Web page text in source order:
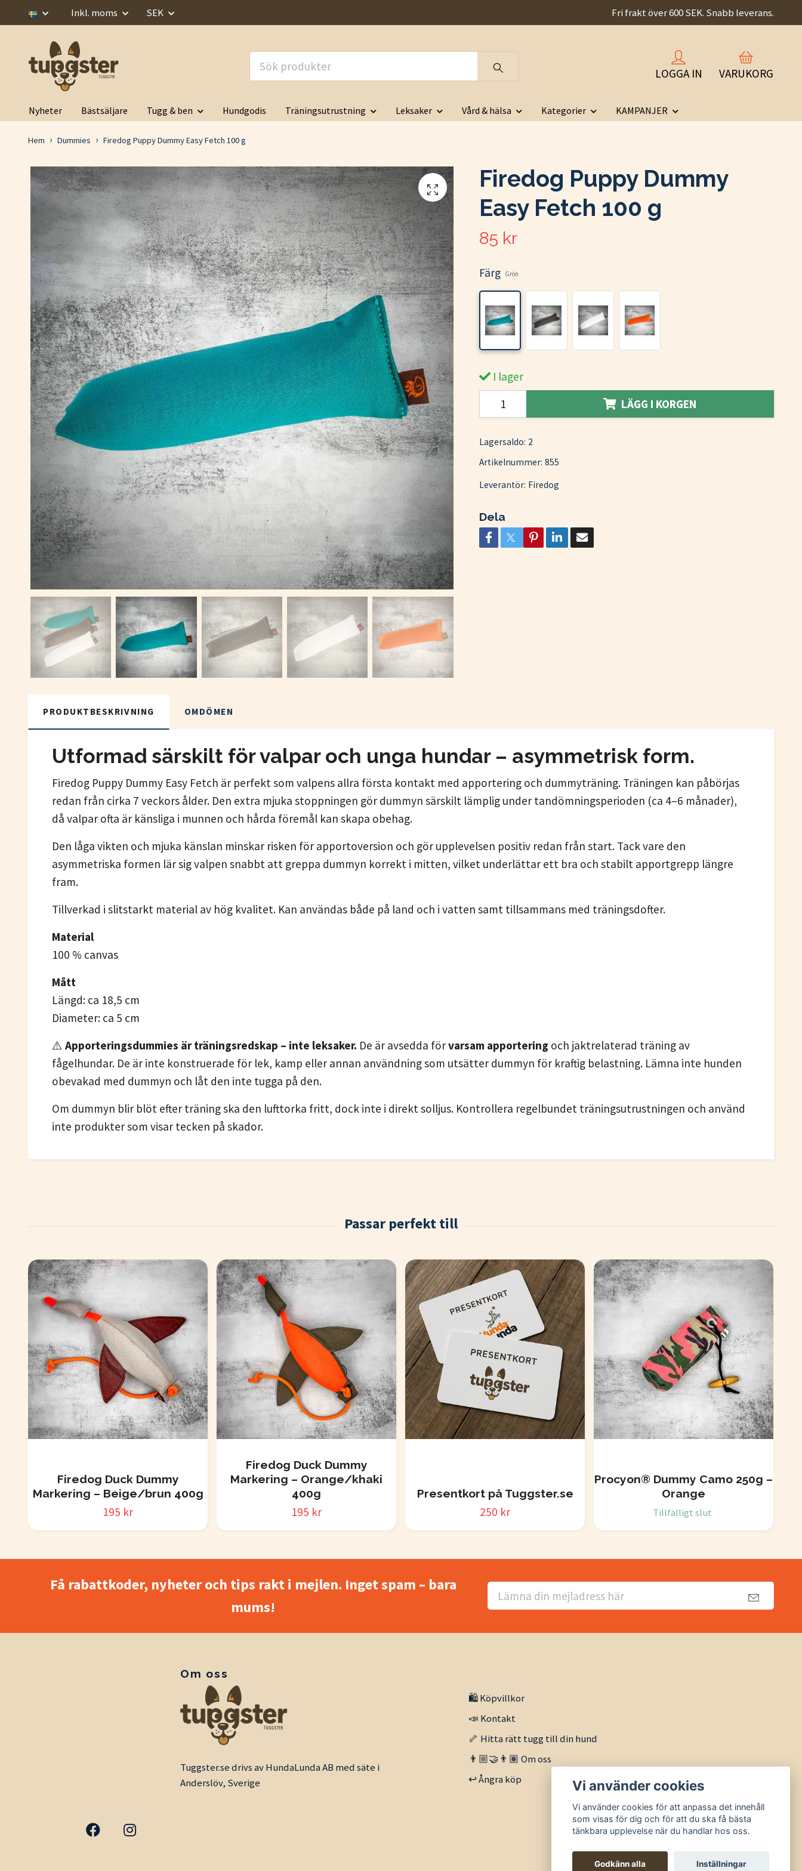
Inkl. moms SEK Fri frakt över 600 SEK. Snabb leverans.
LOGGA IN VARUKORG
Nyheter Bästsäljare Tugg & ben Hundgodis Träningsutrustning Leksaker Vård & hälsa Kategorier KAMPANJER
Hem Dummies Firedog Puppy Dummy Easy Fetch 100 g
Firedog Puppy Dummy
Easy Fetch 100 g
85 kr
Färg Grön
I lager
LÄGG I KORGEN
Lagersaldo: 2
Artikelnummer: 855
Leverantör: Firedog
Dela
PRODUKTBESKRIVNING OMDÖMEN
Utformad särskilt för valpar och unga hundar – asymmetrisk form.
Firedog Puppy Dummy Easy Fetch är perfekt som valpens allra första kontakt med apportering och dummyträning. Träningen kan påbörjas
redan från cirka 7 veckors ålder. Den extra mjuka stoppningen gör dummyn särskilt lämplig under tandömningsperioden (ca 4–6 månader),
då valpar ofta är känsliga i munnen och hårda föremål kan skapa obehag.
Den låga vikten och mjuka känslan minskar risken för apportoversion och gör upplevelsen positiv redan från start. Tack vare den
asymmetriska formen lär sig valpen snabbt att greppa dummyn korrekt i mitten, vilket underlättar ett bra och stabilt apportgrepp längre
fram.
Tillverkad i slitstarkt material av hög kvalitet. Kan användas både på land och i vatten samt tillsammans med träningsdofter.
Material
100 % canvas
Mått
Längd: ca 18,5 cm
Diameter: ca 5 cm
⚠️ Apporteringsdummies är träningsredskap – inte leksaker. De är avsedda förvarsam apportering och jaktrelaterad träning av
fågelhundar. De är inte konstruerade för lek, kamp eller annan användning som utsätter dummyn för kraftig belastning. Lämna inte hunden
obevakad med dummyn och låt den inte tugga på den.
Om dummyn blir blöt efter träning ska den lufttorka fritt, dock inte i direkt solljus. Kontrollera regelbundet träningsutrustningen och använd
inte produkter som visar tecken på skador.
Firedog Duck Dummy
Markering – Beige/brun 400g
195 kr
Firedog Duck Dummy
Markering – Orange/khaki
400g
195 kr
Presentkort på Tuggster.se
250 kr
Procyon® Dummy Camo 250g –
Orange
Tillfälligt slut
Få rabattkoder, nyheter och tips rakt i mejlen. Inget spam – bara
mums!
Om oss
Tuggster.se drivs av HundaLunda AB med säte i
Anderslöv, Sverige
🛍️ Köpvillkor
📣 Kontakt
🦴 Hitta rätt tugg till din hund
👨🏼‍🤝‍👨🏽 Om oss
↩️ Ångra köp
Vi använder cookies
Vi använder cookies för att anpassa det innehåll
som visas för dig och för att du ska få bästa
tänkbara upplevelse när du handlar hos oss.
Godkänn alla Inställningar